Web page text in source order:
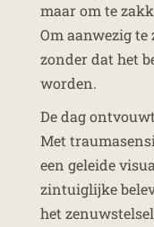
maar om te
Om aanwezig
zonder dat het
worden.
De dag
Met
een geleide
zintuiglijke
het